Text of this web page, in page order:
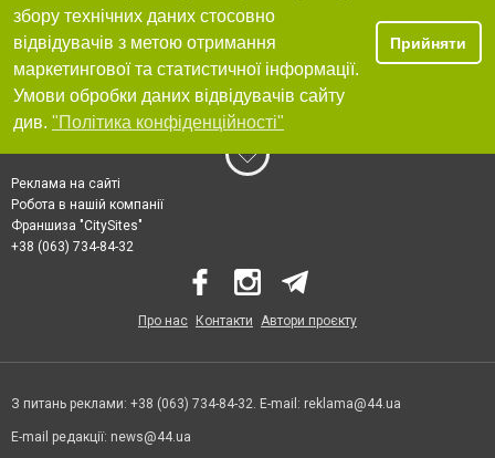
збору технічних даних стосовно
відвідувачів з метою отримання
маркетингової та статистичної інформації.
Умови обробки даних відвідувачів сайту
див. "Політика конфіденційності"
Прийняти
Реклама на сайті
Робота в нашій компанії
Франшиза "CitySites"
+38 (063) 734-84-32
Про нас Контакти Автори проєкту
З питань реклами: +38 (063) 734-84-32. E-mail: reklama@44.ua
E-mail редакції: news@44.ua